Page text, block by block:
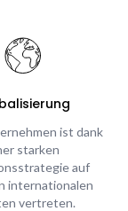
ist dank
starken
auf
internationalen
vertreten.